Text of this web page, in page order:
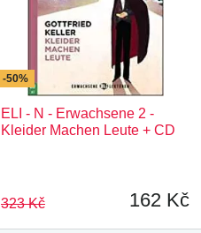
-50%
ELI - N - Erwachsene 2 -
Kleider Machen Leute + CD
323 Kč 162 Kč